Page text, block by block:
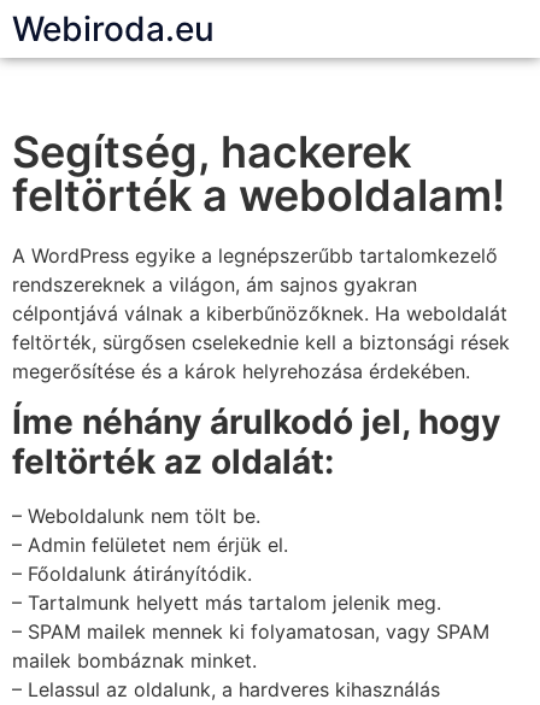
Webiroda.eu
Segítség, hackerek
feltörték a weboldalam!
A WordPress egyike a legnépszerűbb tartalomkezelő
rendszereknek a világon, ám sajnos gyakran
célpontjává válnak a kiberbűnözőknek. Ha weboldalát
feltörték, sürgősen cselekednie kell a biztonsági rések
megerősítése és a károk helyrehozása érdekében.
Íme néhány árulkodó jel, hogy
feltörték az oldalát:
– Weboldalunk nem tölt be.
– Admin felületet nem érjük el.
– Főoldalunk átirányítódik.
– Tartalmunk helyett más tartalom jelenik meg.
– SPAM mailek mennek ki folyamatosan, vagy SPAM
mailek bombáznak minket.
– Lelassul az oldalunk, a hardveres kihasználás